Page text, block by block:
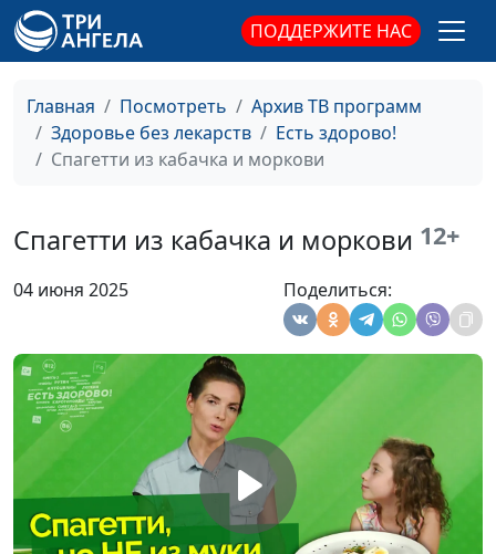
ПОДДЕРЖИТЕ НАС
Главная Посмотреть
Архив ТВ программ
Здоровье без лекарств
Есть здорово!
Спагетти из кабачка и моркови
Спагетти из кабачка и моркови 12+
04 июня 2025 Поделиться:
Вафли с бататом
Светлана Доманская,
Элиана Доманская
Кокосовые кексы
Светлана Доманская,
Элиана Доманская
#22